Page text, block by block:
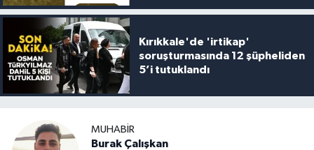
Kırıkkale'de 'irtikap'
soruşturmasında 12 şüpheliden
5’i tutuklandı
MUHABIR
Burak Çalışkan